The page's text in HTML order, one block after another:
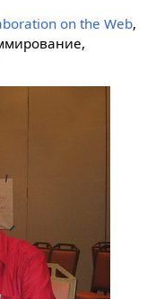
on the Web,